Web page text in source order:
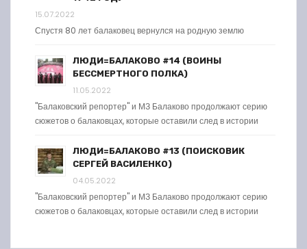
15.07.2022
Спустя 80 лет балаковец вернулся на родную землю
ЛЮДИ=БАЛАКОВО #14 (ВОИНЫ
БЕССМЕРТНОГО ПОЛКА)
11.05.2022
"Балаковский репортер" и МЗ Балаково продолжают серию
сюжетов о балаковцах, которые оставили след в истории
ЛЮДИ=БАЛАКОВО #13 (ПОИСКОВИК
СЕРГЕЙ ВАСИЛЕНКО)
04.05.2022
"Балаковский репортер" и МЗ Балаково продолжают серию
сюжетов о балаковцах, которые оставили след в истории